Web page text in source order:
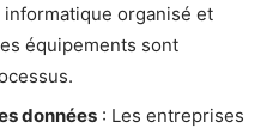
organisé et
équipements sont
données : Les entreprises